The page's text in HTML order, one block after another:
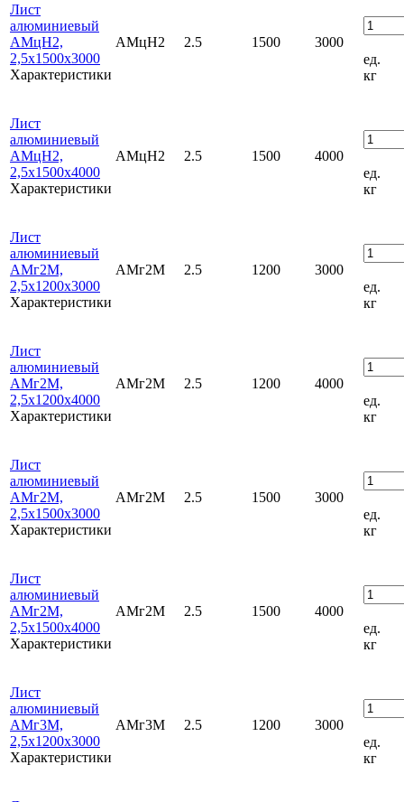
Лист
алюминиевый
АМцН2,
2,5х1500х3000
Характеристики
АМцН2 2.5 1500
3000
ед.
кг
Лист
алюминиевый
АМцН2,
2,5х1500х4000
Характеристики
АМцН2 2.5 1500
4000
ед.
кг
Лист
алюминиевый
АМг2М,
2,5х1200х3000
Характеристики
АМг2М 2.5 1200
3000
ед.
кг
Лист
алюминиевый
АМг2М,
2,5х1200х4000
Характеристики
АМг2М 2.5 1200
4000
ед.
кг
Лист
алюминиевый
АМг2М,
2,5х1500х3000
Характеристики
АМг2М 2.5 1500
3000
ед.
кг
Лист
алюминиевый
АМг2М,
2,5х1500х4000
Характеристики
АМг2М 2.5 1500
4000
ед.
кг
Лист
алюминиевый
АМг3М,
2,5х1200х3000
Характеристики
АМг3М 2.5 1200
3000
ед.
кг